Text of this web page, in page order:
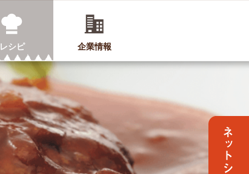
レシピ 企業情報